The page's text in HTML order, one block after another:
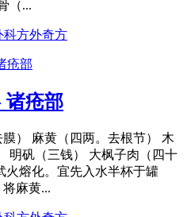
（...
科方外奇方
诸疮部
） 麻黄（四两。去根节） 木
明矾（三钱） 大枫子肉（四十
火熔化。宜先入水半杯于罐
麻黄...